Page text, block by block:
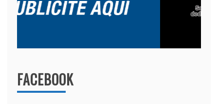
FACEBOOK